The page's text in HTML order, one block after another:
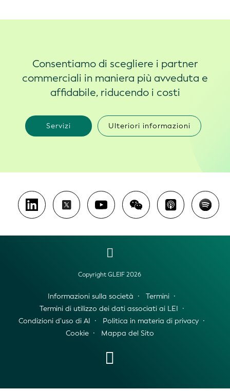
Consentiamo di scegliere i partner
commerciali in maniera più avveduta e
affidabile, riducendo i costi
Servizi Ulteriori informazioni
Copyright GLEIF 2026
Informazioni sulla società
Termini
Termini di utilizzo dei dati associati ai LEI
Condizioni d'uso di AI
Politica in materia di privacy
Cookie
Mappa del Sito